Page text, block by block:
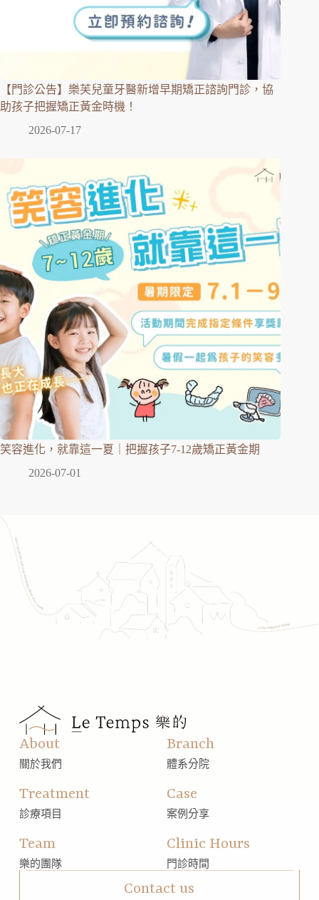
【門診公告】樂芙兒童牙醫新增早期矯正諮詢門診，協
助孩子把握矯正黃金時機！
2026-07-17
笑容進化，就靠這一夏｜把握孩子7-12歲矯正黃金期
2026-07-01
About
關於我們
Branch
體系分院
Treatment
診療項目
Case
案例分享
Team
樂的團隊
Clinic Hours
門診時間
Contact us